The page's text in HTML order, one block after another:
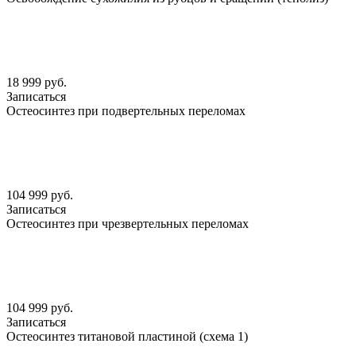
18 999 руб.
Записаться
Остеосинтез при подвертельных переломах
104 999 руб.
Записаться
Остеосинтез при чрезвертельных переломах
104 999 руб.
Записаться
Остеосинтез титановой пластиной (схема 1)